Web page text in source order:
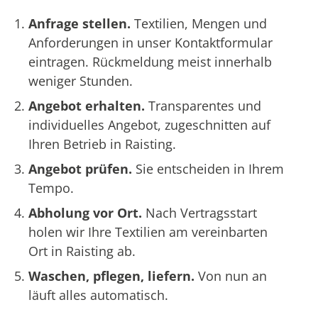
Anfrage stellen. Textilien, Mengen und
Anforderungen in unser Kontaktformular
eintragen. Rückmeldung meist innerhalb
weniger Stunden.
Angebot erhalten. Transparentes und
individuelles Angebot, zugeschnitten auf
Ihren Betrieb in Raisting.
Angebot prüfen. Sie entscheiden in Ihrem
Tempo.
Abholung vor Ort. Nach Vertragsstart
holen wir Ihre Textilien am vereinbarten
Ort in Raisting ab.
Waschen, pflegen, liefern. Von nun an
läuft alles automatisch.